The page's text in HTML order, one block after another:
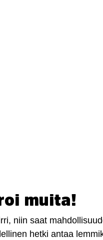
muita!
niin saat
hetki antaa